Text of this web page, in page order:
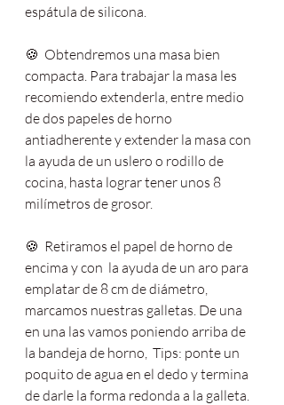
espátula de silicona.
🍪  Obtendremos una masa bien
compacta. Para trabajar la masa les
recomiendo extenderla, entre medio
de dos papeles de horno
antiadherente y extender la masa con
la ayuda de un uslero o rodillo de
cocina, hasta lograr tener unos 8
milímetros de grosor.
🍪  Retiramos el papel de horno de
encima y con  la ayuda de un aro para
emplatar de 8 cm de diámetro,
marcamos nuestras galletas. De una
en una las vamos poniendo arriba de
la bandeja de horno,  Tips: ponte un
poquito de agua en el dedo y termina
de darle la forma redonda a la galleta.